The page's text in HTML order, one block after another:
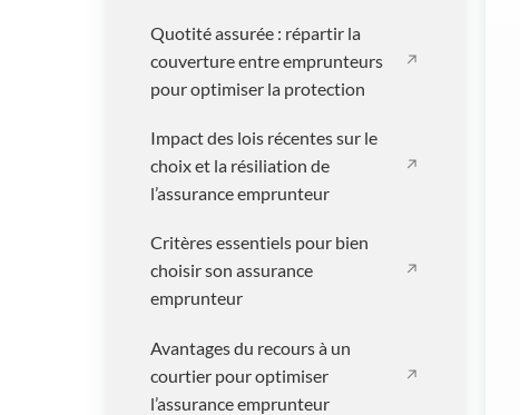
Quotité assurée : répartir la
couverture entre emprunteurs
pour optimiser la protection
Impact des lois récentes sur le
choix et la résiliation de
l’assurance emprunteur
Critères essentiels pour bien
choisir son assurance
emprunteur
Avantages du recours à un
courtier pour optimiser
l’assurance emprunteur